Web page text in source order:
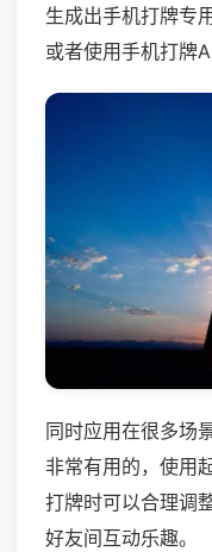
生成出手机打牌专
或者使用手机打牌
同时应用在很多场
非常有用的，使用
打牌时可以合理调
好友间互动乐趣。